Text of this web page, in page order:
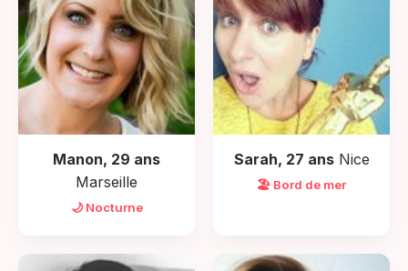
Manon, 29 ans
Marseille
🌙 Nocturne
Sarah, 27 ans Nice
🏖️ Bord de mer